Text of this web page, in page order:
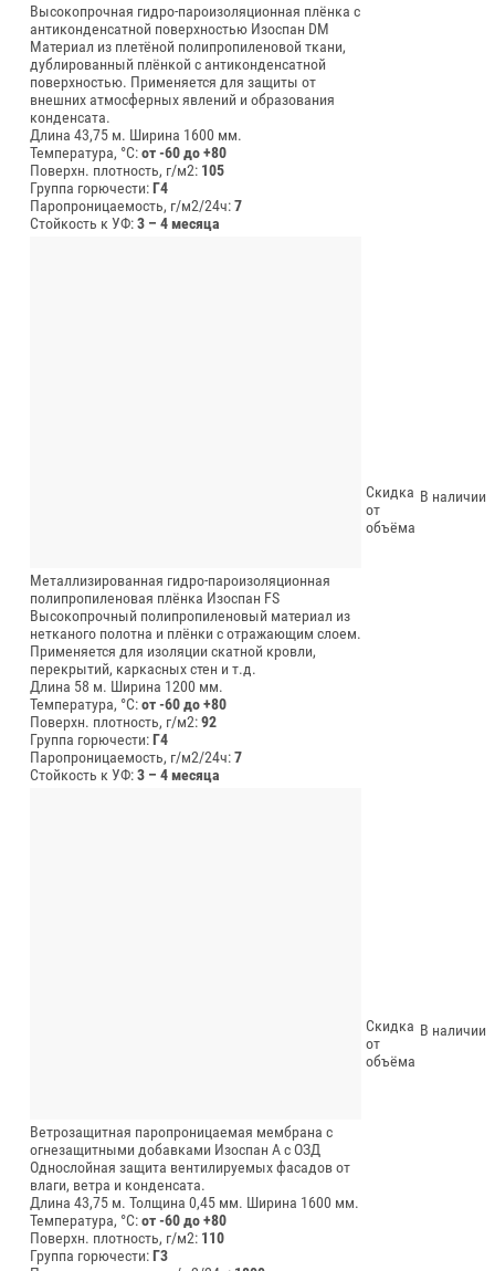
Высокопрочная гидро-пароизоляционная плёнка с
антиконденсатной поверхностью Изоспан DM
Материал из плетёной полипропиленовой ткани,
дублированный плёнкой с антиконденсатной
поверхностью. Применяется для защиты от
внешних атмосферных явлений и образования
конденсата.
Длина 43,75 м. Ширина 1600 мм.
Температура, °C:от -60 до +80
Поверхн. плотность, г/м2: 105
Группа горючести:Г4
Паропроницаемость, г/м2/24ч:7
Стойкость к УФ:3 – 4 месяца
Металлизированная гидро-пароизоляционная
полипропиленовая плёнка Изоспан FS
Высокопрочный полипропиленовый материал из
нетканого полотна и плёнки с отражающим слоем.
Применяется для изоляции скатной кровли,
перекрытий, каркасных стен и т.д.
Длина 58 м. Ширина 1200 мм.
Температура, °C:от -60 до +80
Поверхн. плотность, г/м2:92
Группа горючести:Г4
Паропроницаемость, г/м2/24ч:7
Стойкость к УФ:3 – 4 месяца
Скидка
от
объёма
В наличии
Ветрозащитная паропроницаемая мембрана с
огнезащитными добавками Изоспан А с ОЗД
Однослойная защита вентилируемых фасадов от
влаги, ветра и конденсата.
Длина 43,75 м. Толщина 0,45 мм. Ширина 1600 мм.
Температура, °C:от -60 до +80
Поверхн. плотность, г/м2: 110
Группа горючести:Г3
Скидка
от
объёма
В наличии